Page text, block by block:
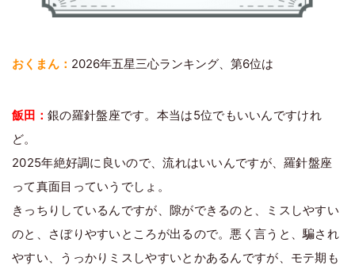
おくまん： 2026年五星三心ランキング、第6位は
飯田： 銀の羅針盤座です。本当は5位でもいいんですけれ
ど。
2025年絶好調に良いので、流れはいいんですが、羅針盤座
って真面目っていうでしょ。
きっちりしているんですが、隙ができるのと、ミスしやすい
のと、さぼりやすいところが出るので。悪く言うと、騙され
やすい、うっかりミスしやすいとかあるんですが、モテ期も